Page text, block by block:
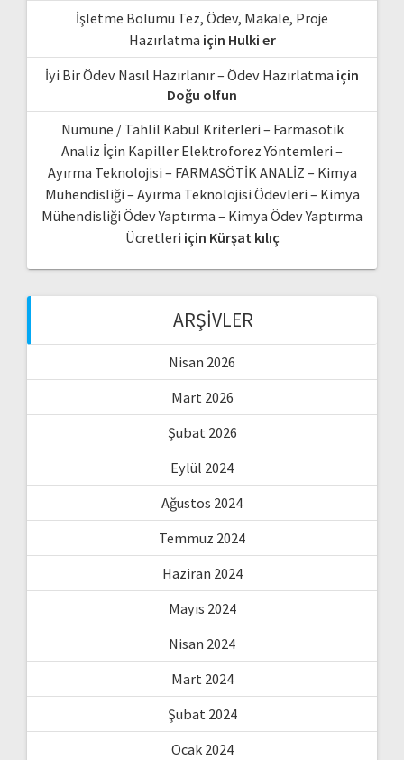
İşletme Bölümü Tez, Ödev, Makale, Proje
Hazırlatma için Hulki er
İyi Bir Ödev Nasıl Hazırlanır – Ödev Hazırlatma için
Doğu olfun
Numune / Tahlil Kabul Kriterleri – Farmasötik
Analiz İçin Kapiller Elektroforez Yöntemleri –
Ayırma Teknolojisi – FARMASÖTİK ANALİZ – Kimya
Mühendisliği – Ayırma Teknolojisi Ödevleri – Kimya
Mühendisliği Ödev Yaptırma – Kimya Ödev Yaptırma
Ücretleri için Kürşat kılıç
ARŞIVLER
Nisan 2026
Mart 2026
Şubat 2026
Eylül 2024
Ağustos 2024
Temmuz 2024
Haziran 2024
Mayıs 2024
Nisan 2024
Mart 2024
Şubat 2024
Ocak 2024